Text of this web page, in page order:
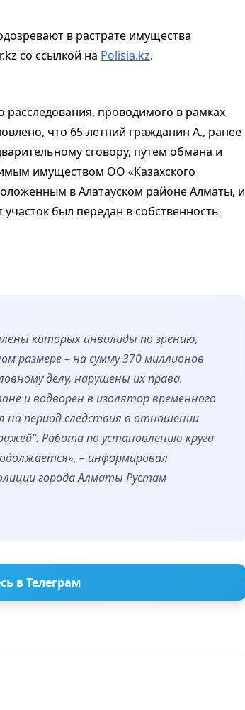
в растрате имущества
со ссылкой на Polisia.kz.
проводимого в рамках
что 65-летний гражданин А., ранее
сговору, путем обмана и
имуществом ОО «Казахского
в Алатауском районе Алматы, и
был передан в собственность
которых инвалиды по зрению,
размере – на сумму 370 миллионов
делу, нарушены их права.
и водворен в изолятор временного
на период следствия в отношении
Работа по установлению круга
– информировал
города Алматы Рустам
в Телеграм